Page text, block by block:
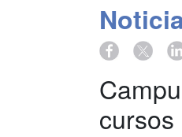
cursos